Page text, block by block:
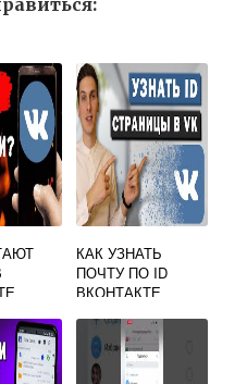
КАК УЗНАТЬ
ПОЧТУ ПО ID
ВКОНТАКТЕ